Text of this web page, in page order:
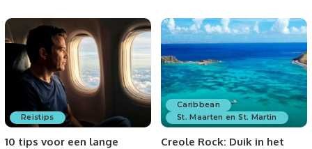
Reistips
10 tips voor een lange
Caribbean
St. Maarten en St. Martin
Creole Rock: Duik in het